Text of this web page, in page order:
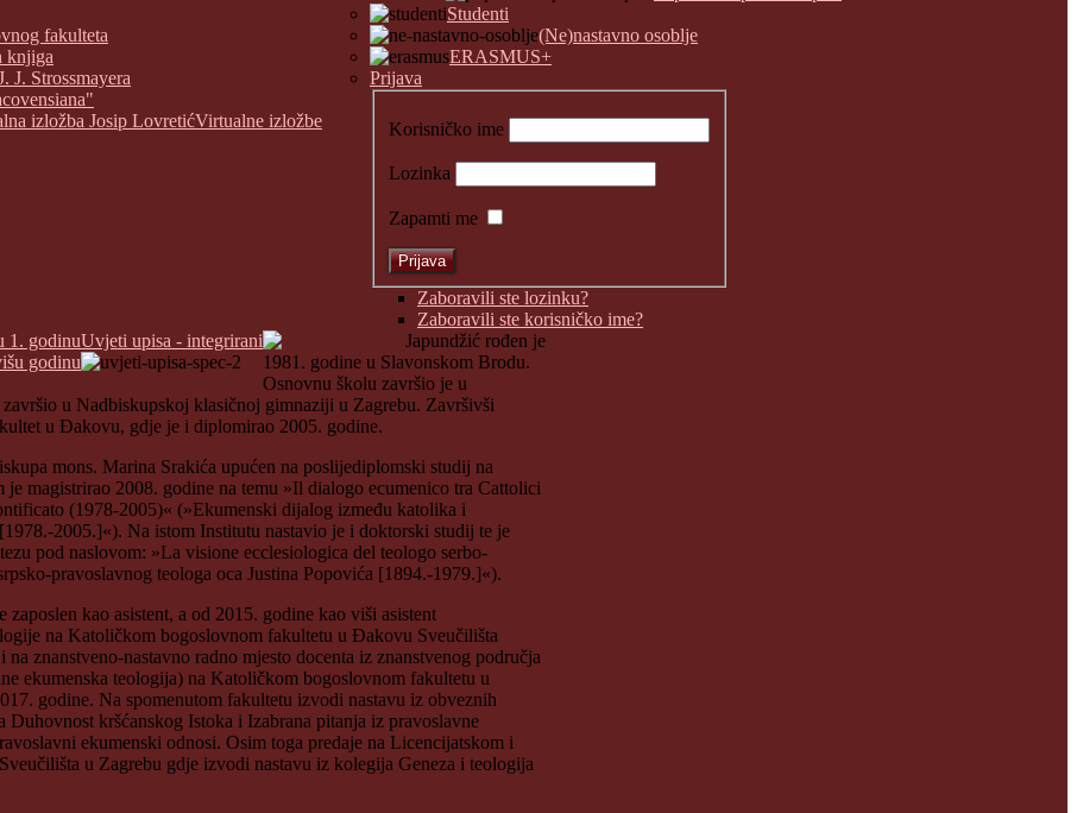
fakulteta
knjiga
J. Strossmayera
Virtualne izložbe
izložba Josip Lovretić
Studenti
(Ne)nastavno osoblje
ERASMUS+
Prijava
Korisničko ime
Lozinka
Zapamti me
Zaboravili ste lozinku?
Zaboravili ste korisničko ime?
Uvjeti upisa - integrirani
1. godinu
godinu
Japundžić rođen je
1981. godine u Slavonskom Brodu.
Osnovnu školu završio je u
u Nadbiskupskoj klasičnoj gimnaziji u Zagrebu. Završivši
u Đakovu, gdje je i diplomirao 2005. godine.
mons. Marina Srakića upućen na poslijediplomski studij na
magistrirao 2008. godine na temu »Il dialogo ecumenico tra Cattolici
(1978-2005)« (»Ekumenski dijalog između katolika i
2005.]«). Na istom Institutu nastavio je i doktorski studij te je
pod naslovom: »La visione ecclesiologica del teologo serbo-
pravoslavnog teologa oca Justina Popovića [1894.-1979.]«).
kao asistent, a od 2015. godine kao viši asistent
na Katoličkom bogoslovnom fakultetu u Đakovu Sveučilišta
znanstveno-nastavno radno mjesto docenta iz znanstvenog područja
ekumenska teologija) na Katoličkom bogoslovnom fakultetu u
godine. Na spomenutom fakultetu izvodi nastavu iz obveznih
kršćanskog Istoka i Izabrana pitanja iz pravoslavne
ekumenski odnosi. Osim toga predaje na Licencijatskom i
u Zagrebu gdje izvodi nastavu iz kolegija Geneza i teologija